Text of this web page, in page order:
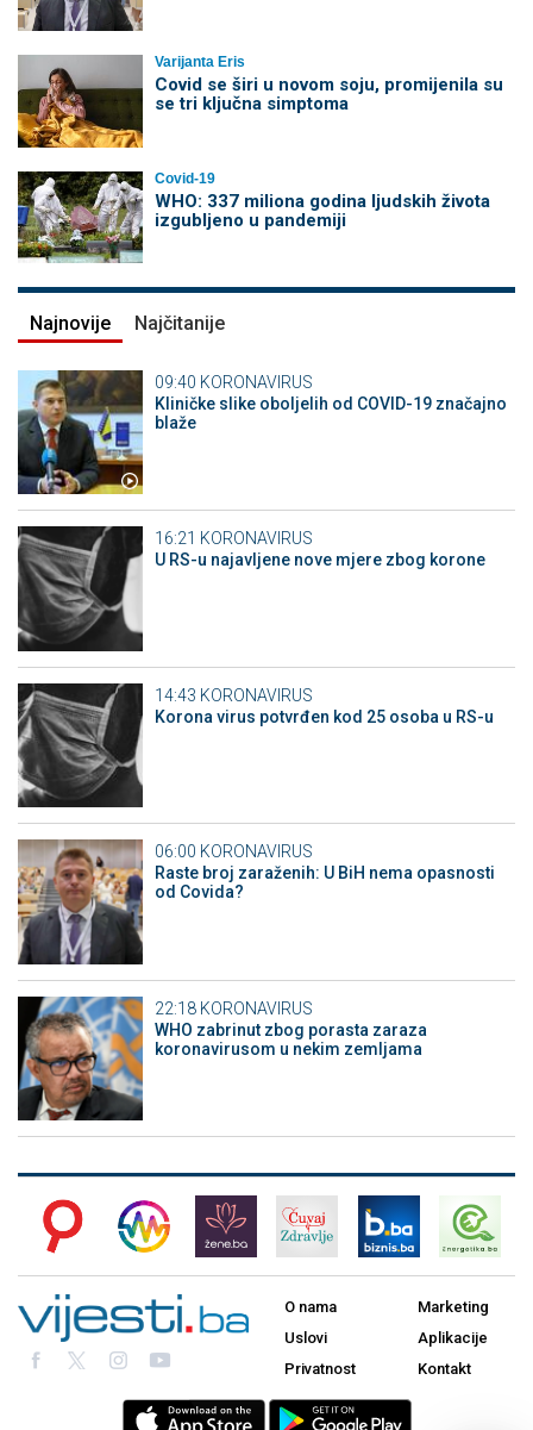
Varijanta Eris
Covid se širi u novom soju, promijenila su
se tri ključna simptoma
Covid-19
WHO: 337 miliona godina ljudskih života
izgubljeno u pandemiji
Najnovije Najčitanije
09:40 KORONAVIRUS
Kliničke slike oboljelih od COVID-19 značajno
blaže
16:21 KORONAVIRUS
U RS-u najavljene nove mjere zbog korone
14:43 KORONAVIRUS
Korona virus potvrđen kod 25 osoba u RS-u
06:00 KORONAVIRUS
Raste broj zaraženih: U BiH nema opasnosti
od Covida?
22:18 KORONAVIRUS
WHO zabrinut zbog porasta zaraza
koronavirusom u nekim zemljama
O nama
Uslovi
Privatnost
Marketing
Aplikacije
Kontakt